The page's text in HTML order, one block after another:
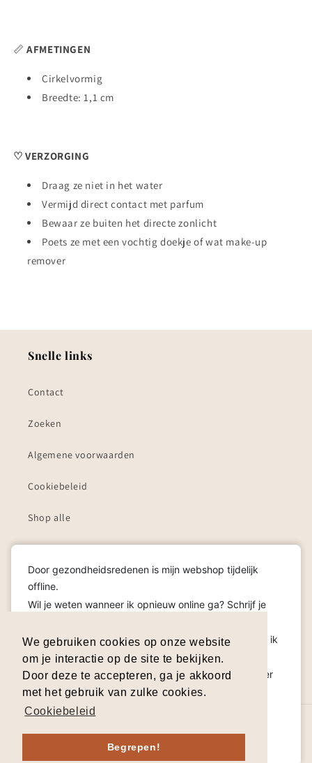
We gebruiken cookies op onze website
om je interactie op de site te bekijken.
Door deze te accepteren, ga je akkoord
met het gebruik van zulke cookies.
Cookiebeleid
Begrepen!
📏 AFMETINGEN
Cirkelvormig
Breedte: 1,1 cm
♡ VERZORGING
Draag ze niet in het water
Vermijd direct contact met parfum
Bewaar ze buiten het directe zonlicht
Poets ze met een vochtig doekje of wat make-up
remover
Snelle links
Contact
Zoeken
Algemene voorwaarden
Cookiebeleid
Shop alle
Cadeaubon
Schrijf je in op mijn nieuwsbrief!
E‑mail
FacebookInstagram
TikTokPinterest
Door gezondheidsredenen is mijn webshop tijdelijk
offline.
Wil je weten wanneer ik opnieuw online ga? Schrijf je
Heb je een vraag? Aarzel niet om me te contacteren, ik
help je graag.
Cadeaubonnen worden uiteraard verlengd zodat je er
zonder zorgen van kan genieten.
Dankjewel voor je begrip en je lieve steun.
Dismiss Contacteer me hier